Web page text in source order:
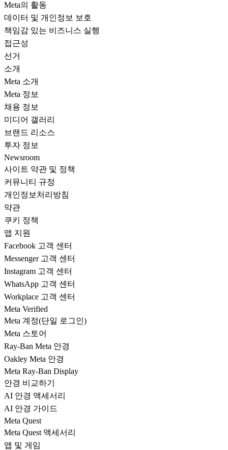
Meta의 활동
데이터 및 개인정보 보호
책임감 있는 비즈니스 실행
접근성
선거
소개
Meta 소개
Meta 정보
채용 정보
미디어 갤러리
브랜드 리소스
투자 정보
Newsroom
사이트 약관 및 정책
커뮤니티 규정
개인정보처리방침
약관
쿠키 정책
앱 지원
Facebook 고객 센터
Messenger 고객 센터
Instagram 고객 센터
WhatsApp 고객 센터
Workplace 고객 센터
Meta Verified
Meta 계정(단일 로그인)
Meta 스토어
Ray-Ban Meta 안경
Oakley Meta 안경
Meta Ray-Ban Display
안경 비교하기
AI 안경 액세서리
AI 안경 가이드
Meta Quest
Meta Quest 액세서리
앱 및 게임